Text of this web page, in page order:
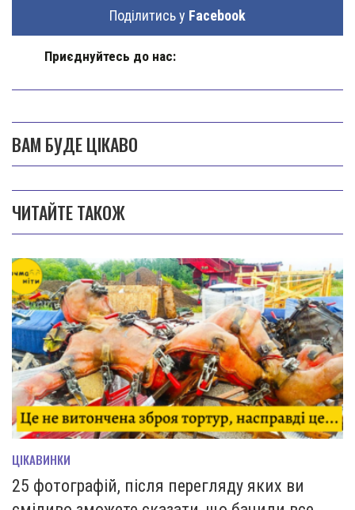
Поділитись у Facebook
Приєднуйтесь до нас:
ВАМ БУДЕ ЦІКАВО
ЧИТАЙТЕ ТАКОЖ
ЦІКАВИНКИ
25 фотографій, після перегляду яких ви